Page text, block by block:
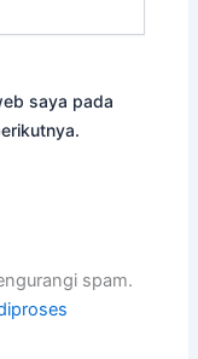
saya pada
spam.